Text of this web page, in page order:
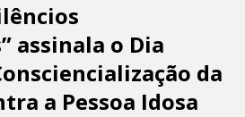
assinala o Dia
da
a Pessoa Idosa